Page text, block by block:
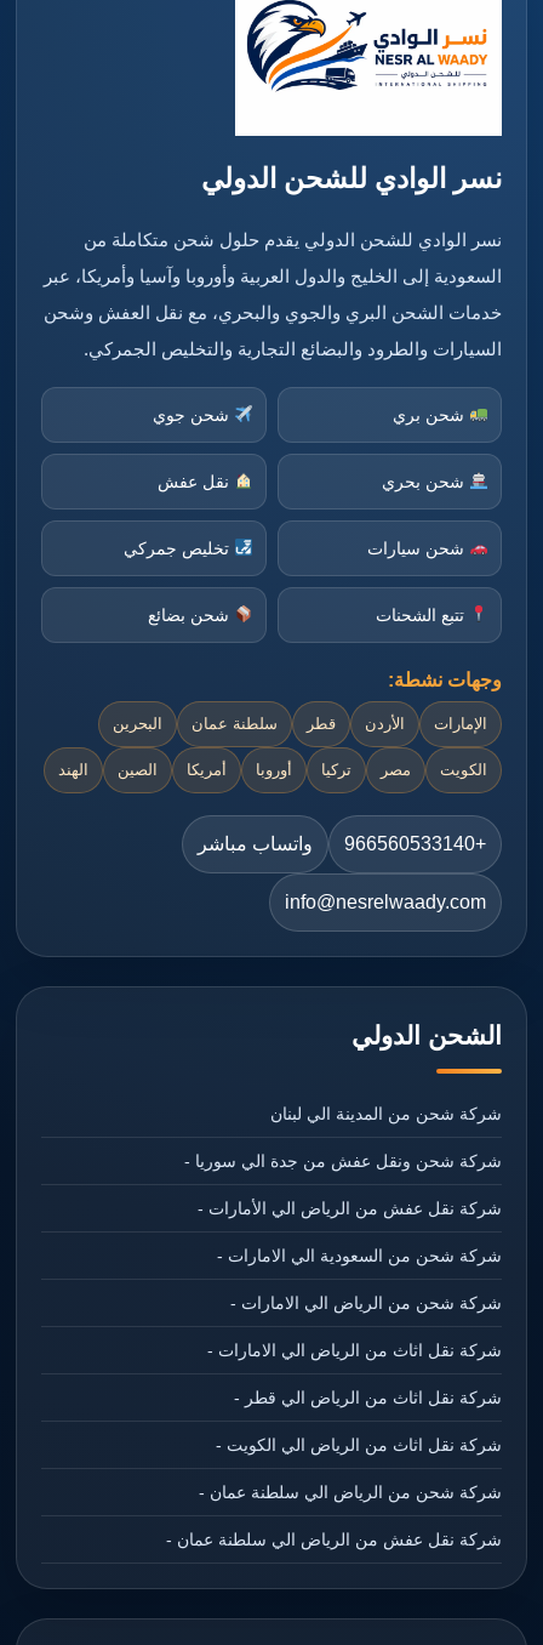
نسر الوادي للشحن الدولي
نسر الوادي للشحن الدولي يقدم حلول شحن متكاملة من
السعودية إلى الخليج والدول العربية وأوروبا وآسيا وأمريكا، عبر
خدمات الشحن البري والجوي والبحري، مع نقل العفش وشحن
السيارات والطرود والبضائع التجارية والتخليص الجمركي.
شحن بري شحن جوي
شحن بحري نقل عفش
شحن سيارات تخليص جمركي
تتبع الشحنات شحن بضائع
وجهات نشطة:
الإمارات الأردن قطر سلطنة عمان البحرين
الكويت مصر تركيا أوروبا أمريكا الصين الهند
+966560533140 واتساب مباشر
info@nesrelwaady.com
الشحن الدولي
شركة شحن من المدينة الي لبنان
شركة شحن ونقل عفش من جدة الي سوريا -
شركة نقل عفش من الرياض الي الأمارات -
شركة شحن من السعودية الي الامارات -
شركة شحن من الرياض الي الامارات -
شركة نقل اثاث من الرياض الي الامارات -
شركة نقل اثاث من الرياض الي قطر -
شركة نقل اثاث من الرياض الي الكويت -
شركة شحن من الرياض الي سلطنة عمان -
شركة نقل عفش من الرياض الي سلطنة عمان -